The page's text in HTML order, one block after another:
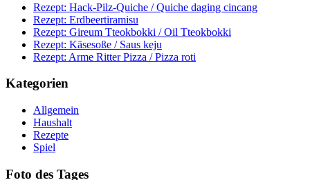
Rezept: Hack-Pilz-Quiche / Quiche daging cincang
Rezept: Erdbeertiramisu
Rezept: Gireum Tteokbokki / Oil Tteokbokki
Rezept: Käsesoße / Saus keju
Rezept: Arme Ritter Pizza / Pizza roti
Kategorien
Allgemein
Haushalt
Rezepte
Spiel
Foto des Tages